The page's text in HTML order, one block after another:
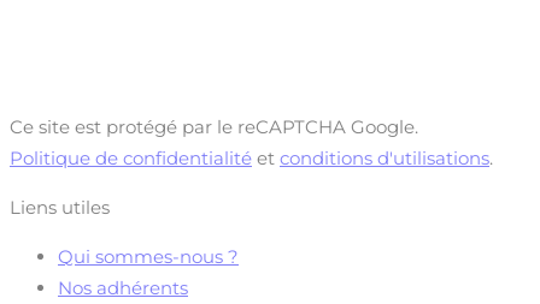
Ce site est protégé par le reCAPTCHA Google.
Politique de confidentialité et conditions d'utilisations.
Liens utiles
Qui sommes-nous ?
Nos adhérents